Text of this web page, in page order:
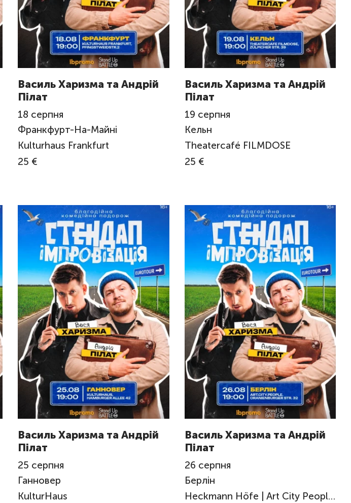
Василь Харизма та Андрій
Пілат
18 серпня
Франкфурт-На-Майні
Kulturhaus Frankfurt
25 €
Василь Харизма та Андрій
Пілат
19 серпня
Кельн
Theatercafé FILMDOSE
25 €
Василь Харизма та Андрій
Пілат
25 серпня
Ганновер
KulturHaus
Василь Харизма та Андрій
Пілат
26 серпня
Берлін
Heckmann Höfe | Art City People Big Place